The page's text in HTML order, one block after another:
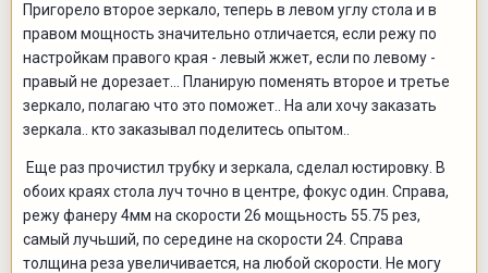
Пригорело второе зеркало, теперь в левом углу стола и в
правом мощность значительно отличается, если режу по
настройкам правого края - левый жжет, если по левому -
правый не дорезает... Планирую поменять второе и третье
зеркало, полагаю что это поможет.. На али хочу заказать
зеркала.. кто заказывал поделитесь опытом..
Еще раз прочистил трубку и зеркала, сделал юстировку. В
обоих краях стола луч точно в центре, фокус один. Справа,
режу фанеру 4мм на скорости 26 мощьность 55.75 рез,
самый лучьший, по середине на скорости 24. Справа
толщина реза увеличивается, на любой скорости. Не могу